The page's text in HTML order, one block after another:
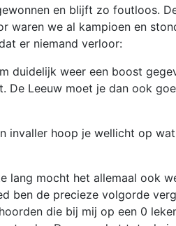
en blijft zo foutloos.
we al kampioen en
er niemand verloor:
duidelijk weer een boost
De Leeuw moet je dan ook
invaller hoop je wellicht op
lang mocht het allemaal ook
ben de precieze volgorde
die bij mij op een 0